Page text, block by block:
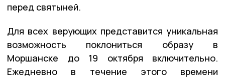
перед святыней.
Для всех верующих представится уникальная
возможность поклониться образу в
Моршанске до 19 октября включительно.
Ежедневно в течение этого времени